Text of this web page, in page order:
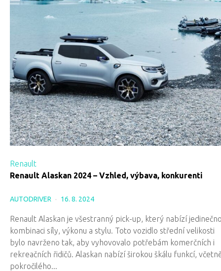
Renault
Renault Alaskan 2024 – Vzhled, výbava, konkurenti
AUTODRIVER 16. 8. 2024
Renault Alaskan je všestranný pick-up, který nabízí
kombinaci síly, výkonu a stylu. Toto vozidlo střední velikosti
bylo navrženo tak, aby vyhovovalo potřebám komerčních i
rekreačních řidičů. Alaskan nabízí širokou škálu funkcí,
pokročilého...